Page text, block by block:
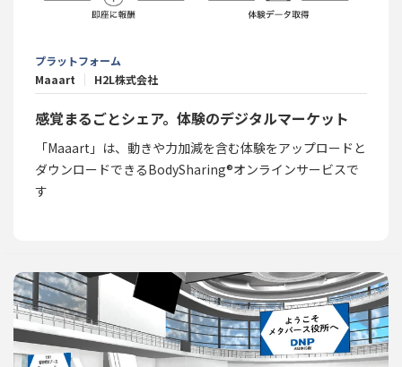
プラットフォーム
Maaart
H2L株式会社
感覚まるごとシェア。体験のデジタルマーケット
「Maaart」は、動きや力加減を含む体験をアップロードと
ダウンロードできるBodySharing®オンラインサービスで
す